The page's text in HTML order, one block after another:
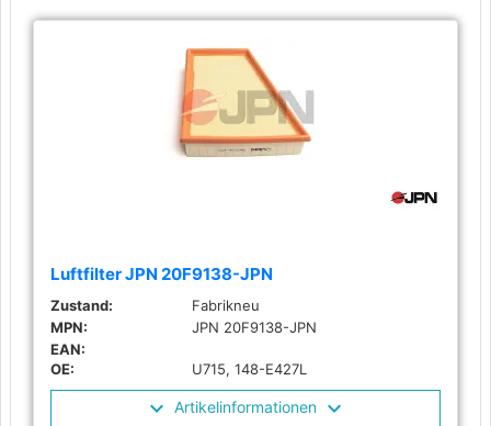
Luftfilter JPN 20F9138-JPN
Zustand:
Fabrikneu
MPN:
JPN 20F9138-JPN
EAN:
OE:
U715, 148-E427L
Artikelinformationen